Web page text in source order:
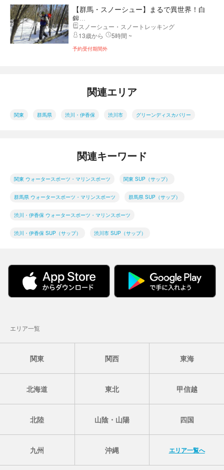
【群馬・スノーシュー】まるで異世界！白
銀...
スノーシュー・スノートレッキング
13歳から
5時間 ~
予約受付期間外
関連エリア
関東 群馬県 渋川・伊香保 渋川市 グリーンディスカバリー
関連キーワード
関東 ウォータースポーツ・マリンスポーツ 関東 SUP（サップ）
群馬県 ウォータースポーツ・マリンスポーツ 群馬県 SUP（サップ）
渋川・伊香保 ウォータースポーツ・マリンスポーツ
渋川・伊香保 SUP（サップ） 渋川市 SUP（サップ）
エリア一覧
関東 関西 東海
北海道 東北 甲信越
北陸 山陰・山陽 四国
九州 沖縄 エリア一覧へ